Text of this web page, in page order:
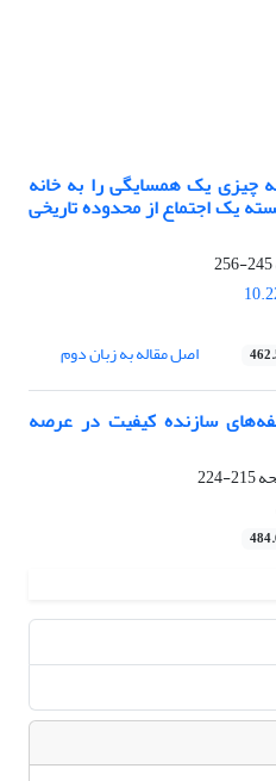
چیزی یک همسایگی را به خانه
یک اجتماع از محدوده تاریخی
245-256
اصل مقاله به زبان دوم
سازنده کیفیت در عرصه
215-224